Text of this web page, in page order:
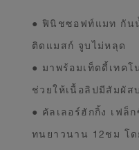
● ฟินิชซอฟท์แมท กัน
ติดแมสก์ จูบไม่หลุด
● มาพร้อมเท็ดดี้เทค
ช่วยให้เนื้อลิปมีสัมผัส
● คัลเลอร์ฮักกิ้ง เฟล็
ทนยาวนาน 12ชม โด